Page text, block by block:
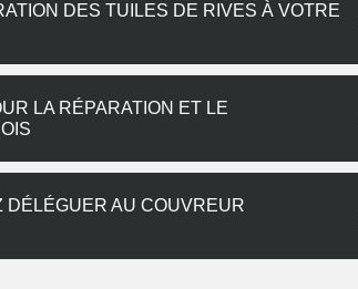
DES TUILES DE RIVES À VOTRE
LA RÉPARATION ET LE
DÉLÉGUER AU COUVREUR